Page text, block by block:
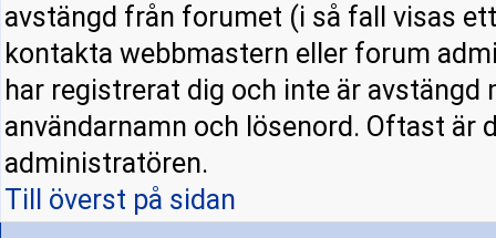
avstängd från forumet (i så fall visas
kontakta webbmastern eller forum
har registrerat dig och inte är
användarnamn och lösenord. Oftast
administratören.
Till överst på sidan